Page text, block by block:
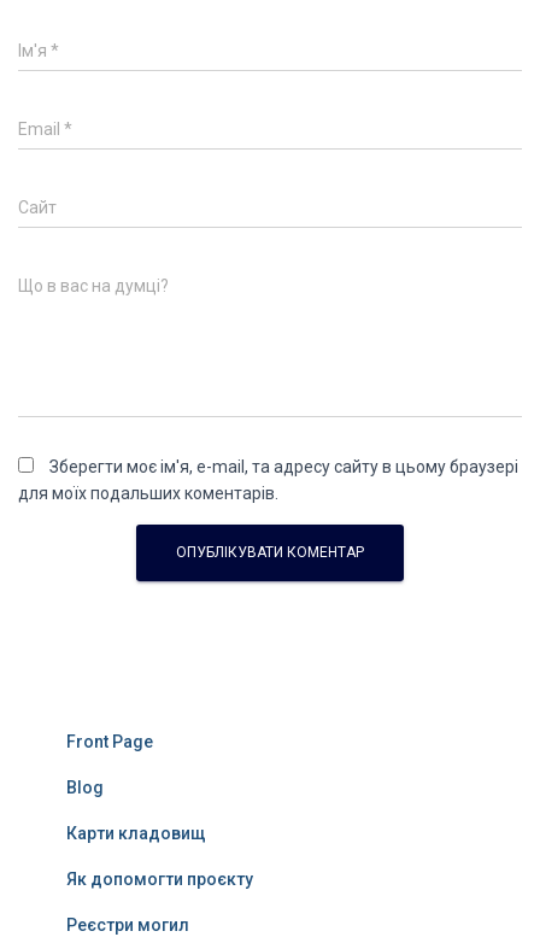
Ім'я *
Email *
Сайт
Що в вас на думці?
Зберегти моє ім'я, e-mail, та адресу сайту в цьому браузері
для моїх подальших коментарів.
Front Page
Blog
Карти кладовищ
Як допомогти проєкту
Реєстри могил